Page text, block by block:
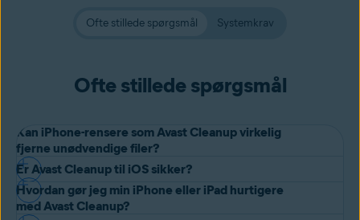
Ofte stillede spørgsmål Systemkrav
Ofte stillede spørgsmål
Kan iPhone-rensere som Avast Cleanup virkelig
fjerne unødvendige filer?
Ja, det er rigtigt. Hvis din smartphones interne lagerplads er fyldt
op, kan Avast Cleanup til iPhone og iPad hjælpe dig med at fjerne
unødvendig filerfor at frigøre plads. Den smarte algoritme sparer
Er Avast Cleanup til iOS sikker?
Ja. Vi støttes faktisk af et af verdens største netværk inden for
Hvordan gør jeg min iPhone eller iPad hurtigere
med Avast Cleanup?